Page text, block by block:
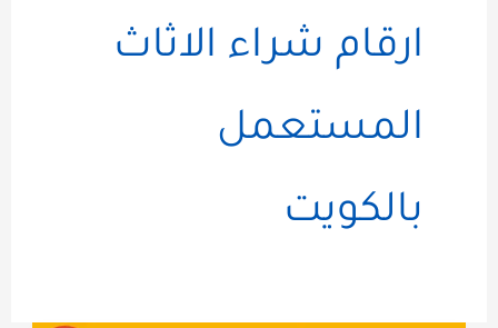
ارقام شراء الاثاث
المستعمل
بالكويت